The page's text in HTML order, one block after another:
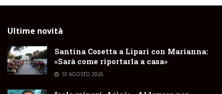
Ultime novità
Santina Cosetta a Lipari con Marianna:
«Sarà come riportarla a casa»
10 AGOSTO 2026